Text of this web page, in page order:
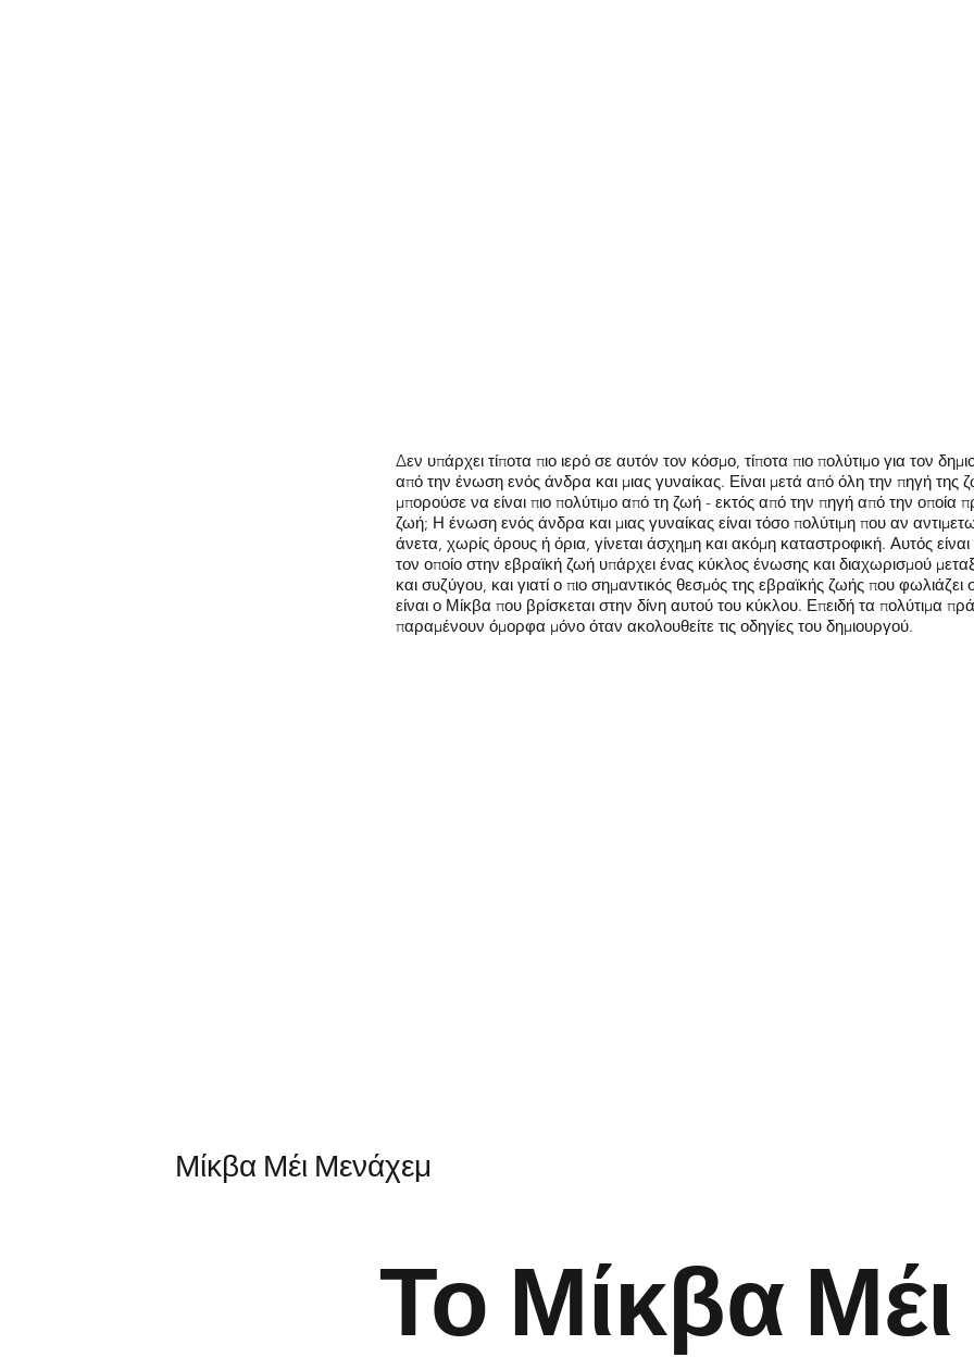
Δεν υπάρχει τίποτα πιο ιερό σε αυτόν τον κόσμο, τίποτα πιο πολύτιμο για τον
από την ένωση ενός άνδρα και μιας γυναίκας. Είναι μετά από όλη την πηγή της
μπορούσε να είναι πιο πολύτιμο από τη ζωή - εκτός από την πηγή από την οποία
ζωή; Η ένωση ενός άνδρα και μιας γυναίκας είναι τόσο πολύτιμη που αν
άνετα, χωρίς όρους ή όρια, γίνεται άσχημη και ακόμη καταστροφική. Αυτός
τον οποίο στην εβραϊκή ζωή υπάρχει ένας κύκλος ένωσης και διαχωρισμού
και συζύγου, και γιατί ο πιο σημαντικός θεσμός της εβραϊκής ζωής που φωλιάζει
είναι ο Μίκβα που βρίσκεται στην δίνη αυτού του κύκλου. Επειδή τα πολύτιμα
παραμένουν όμορφα μόνο όταν ακολουθείτε τις οδηγίες του δημιουργού.
Το Μίκβα Μέι
Μίκβα Μέι Μενάχεμ